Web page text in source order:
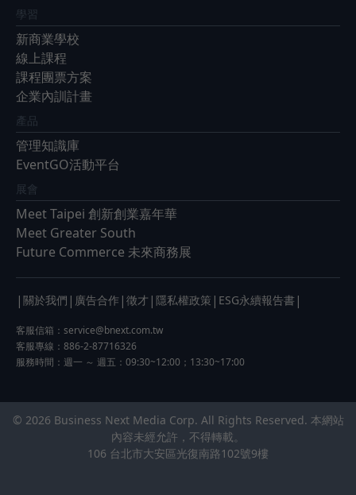
學習
新商業學校
線上課程
課程團票方案
企業內訓計畫
產品
管理知識庫
EventGO活動平台
展會
Meet Taipei 創新創業嘉年華
Meet Greater South
Future Commerce 未來商務展
| 關於我們 | 廣告合作 | 徵才 | 隱私權政策 | ESG永續報告書 |
客服信箱： service@bnext.com.tw
客服專線：886-2-87716326
服務時間：週一 ～ 週五：09:30~12:00；13:30~17:00
© 2026 Business Next Media Corp. All Rights Reserved. 本網站
內容未經允許，不得轉載。
106 台北市大安區光復南路102號9樓